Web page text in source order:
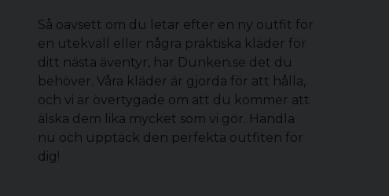
Så oavsett om du letar efter en ny outfit för
en utekväll eller några praktiska kläder för
ditt nästa äventyr, har Dunken.se det du
behöver. Våra kläder är gjorda för att hålla,
och vi är övertygade om att du kommer att
älska dem lika mycket som vi gör. Handla
nu och upptäck den perfekta outfiten för
dig!